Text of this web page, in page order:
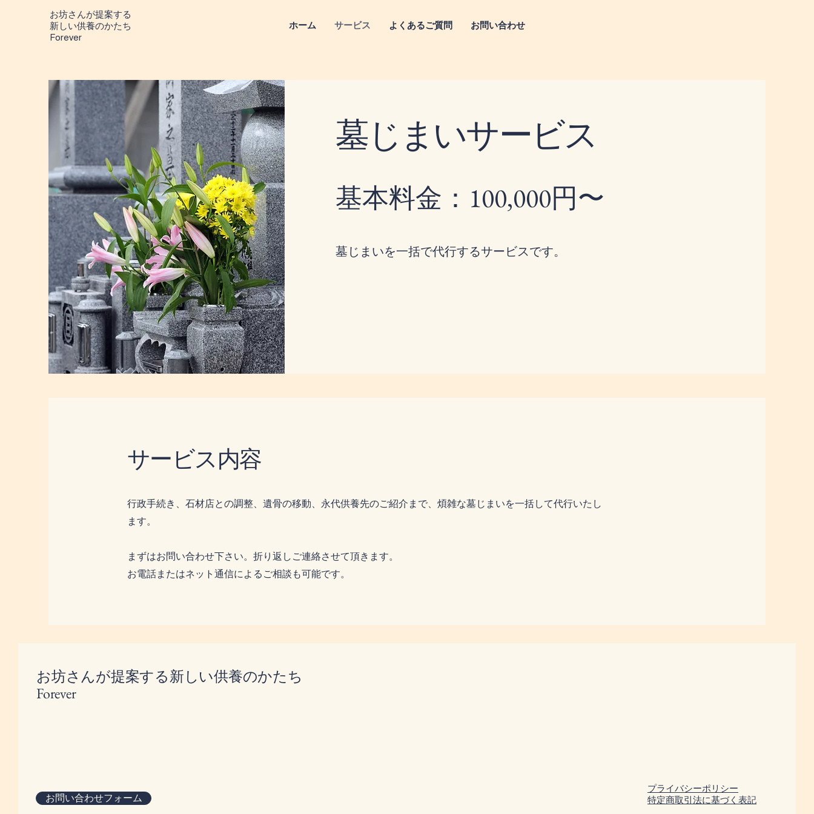
お坊さんが提案する
​新しい供養のかたち
Forever
ホーム サービス よくあるご質問 お問い合わせ
墓じまいサービス
基本料金：100,000円〜
墓じまいを一括で代行するサービスです。
​サービス内容
行政手続き、石材店との調整、遺骨の移動、永代供養先のご紹介まで、煩雑な墓じまいを一括して代行いたし
ます。
まずはお問い合わせ下さい。折り返しご連絡させて頂きます。
​お電話またはネット通信によるご相談も可能です。
お坊さんが提案する新しい供養のかたち
​Forever
お問い合わせフォーム
プライバシーポリシー
​特定商取引法に基づく表記